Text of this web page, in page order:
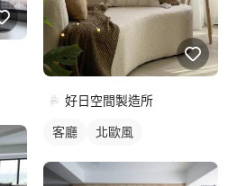
好日空間製造所
客廳 北歐風